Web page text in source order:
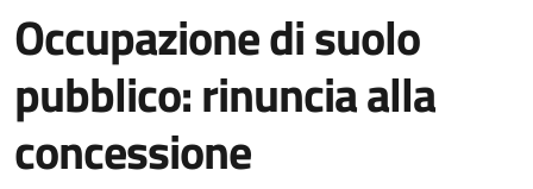
Occupazione di suolo
pubblico: rinuncia alla
concessione